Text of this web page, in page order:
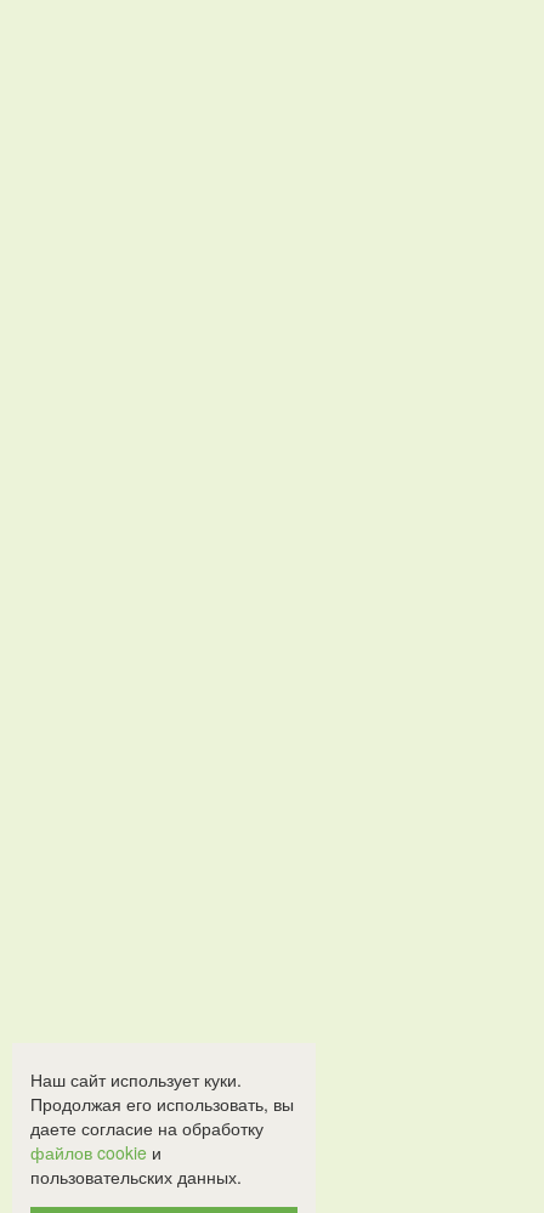
Наш сайт использует куки.
Продолжая его использовать, вы
даете согласие на обработку
файлов cookie и
пользовательских данных.